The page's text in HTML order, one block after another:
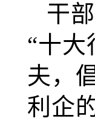
干
“十大
夫，
利企